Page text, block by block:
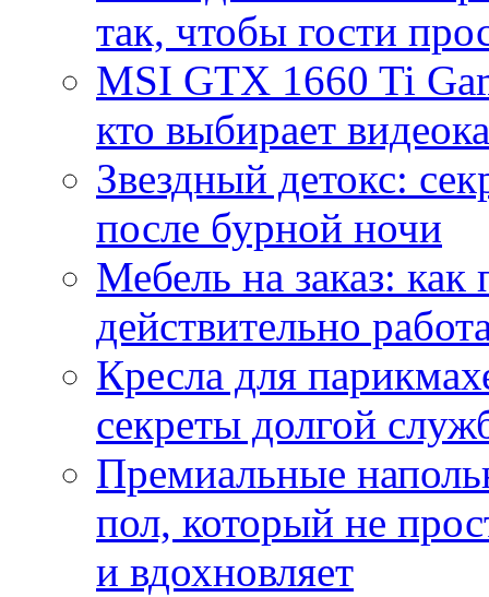
так, чтобы гости
MSI GTX 1660 Ti
кто выбирает
Звездный детокс:
после бурной ночи
Мебель на заказ:
действительно
Кресла для
секреты долгой
Премиальные
пол, который не
и вдохновляет